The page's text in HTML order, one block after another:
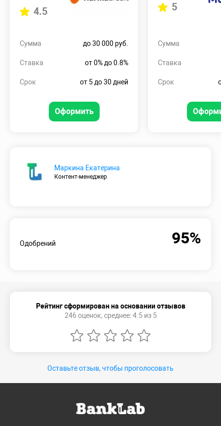
4.5
Сумма до 30 000 руб.
Ставка от 0% до 0.8%
Срок от 5 до 30 дней
Оформить
5
Сумма
Ставка
Срок
Маркина Екатерина
Контент-менеджер
Одобрений 95%
Рейтинг сформирован на основании отзывов
246 оценок, среднее: 4.5 из 5
Оставьте отзыв, чтобы проголосовать